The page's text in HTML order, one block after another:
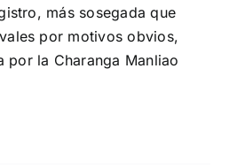
más sosegada que
por motivos obvios,
por la Charanga Manliao